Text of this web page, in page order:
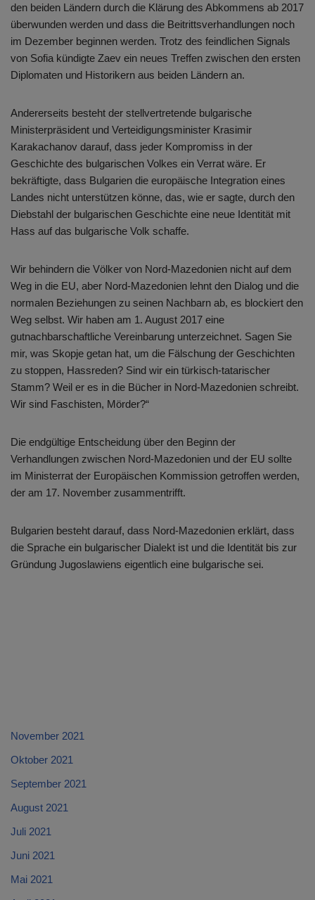
den beiden Ländern durch die Klärung des Abkommens ab 2017
überwunden werden und dass die Beitrittsverhandlungen noch
im Dezember beginnen werden. Trotz des feindlichen Signals
von Sofia kündigte Zaev ein neues Treffen zwischen den ersten
Diplomaten und Historikern aus beiden Ländern an.
Andererseits besteht der stellvertretende bulgarische
Ministerpräsident und Verteidigungsminister Krasimir
Karakachanov darauf, dass jeder Kompromiss in der
Geschichte des bulgarischen Volkes ein Verrat wäre. Er
bekräftigte, dass Bulgarien die europäische Integration eines
Landes nicht unterstützen könne, das, wie er sagte, durch den
Diebstahl der bulgarischen Geschichte eine neue Identität mit
Hass auf das bulgarische Volk schaffe.
Wir behindern die Völker von Nord-Mazedonien nicht auf dem
Weg in die EU, aber Nord-Mazedonien lehnt den Dialog und die
normalen Beziehungen zu seinen Nachbarn ab, es blockiert den
Weg selbst. Wir haben am 1. August 2017 eine
gutnachbarschaftliche Vereinbarung unterzeichnet. Sagen Sie
mir, was Skopje getan hat, um die Fälschung der Geschichten
zu stoppen, Hassreden? Sind wir ein türkisch-tatarischer
Stamm? Weil er es in die Bücher in Nord-Mazedonien schreibt.
Wir sind Faschisten, Mörder?“
Die endgültige Entscheidung über den Beginn der
Verhandlungen zwischen Nord-Mazedonien und der EU sollte
im Ministerrat der Europäischen Kommission getroffen werden,
der am 17. November zusammentrifft.
Bulgarien besteht darauf, dass Nord-Mazedonien erklärt, dass
die Sprache ein bulgarischer Dialekt ist und die Identität bis zur
Gründung Jugoslawiens eigentlich eine bulgarische sei.
November 2021
Oktober 2021
September 2021
August 2021
Juli 2021
Juni 2021
Mai 2021